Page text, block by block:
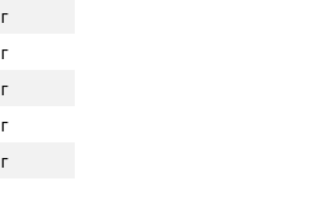
г
г
г
г
г